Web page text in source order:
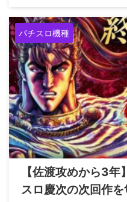
パチスロ機種
【佐渡攻めから3
スロ慶次の次回作